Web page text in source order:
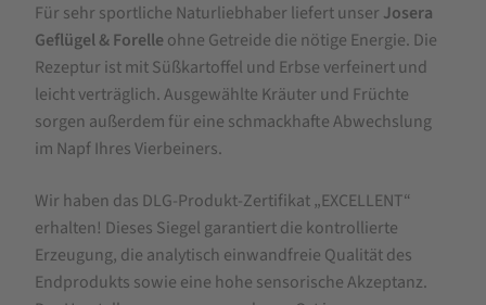
Josera
Geflügel
&
Forelle
Trockenfutter
Für sehr sportliche Naturliebhaber liefert unser Josera
Geflügel & Forelle ohne Getreide die nötige Energie. Die
Rezeptur ist mit Süßkartoffel und Erbse verfeinert und
leicht verträglich. Ausgewählte Kräuter und Früchte
sorgen außerdem für eine schmackhafte Abwechslung
im Napf Ihres Vierbeiners.
Wir haben das DLG-Produkt-Zertifikat „EXCELLENT“
erhalten! Dieses Siegel garantiert die kontrollierte
Erzeugung, die analytisch einwandfreie Qualität des
Endprodukts sowie eine hohe sensorische Akzeptanz.